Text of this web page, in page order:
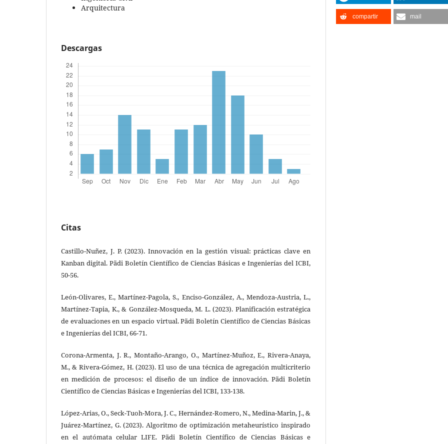
Arquitectura
Descargas
Citas
Castillo-Nuñez, J. P. (2023). Innovación en la gestión visual: prácticas clave en
Kanban digital. Pädi Boletín Científico de Ciencias Básicas e Ingenierías del ICBI,
50-56.
León-Olivares, E., Martínez-Pagola, S., Enciso-González, A., Mendoza-Austria, L.,
Martínez-Tapia, K., & González-Mosqueda, M. L. (2023). Planificación estratégica
de evaluaciones en un espacio virtual. Pädi Boletín Científico de Ciencias Básicas
e Ingenierías del ICBI, 66-71.
Corona-Armenta, J. R., Montaño-Arango, O., Martínez-Muñoz, E., Rivera-Anaya,
M., & Rivera-Gómez, H. (2023). El uso de una técnica de agregación multicriterio
en medición de procesos: el diseño de un índice de innovación. Pädi Boletín
Científico de Ciencias Básicas e Ingenierías del ICBI, 133-138.
López-Arias, O., Seck-Tuoh-Mora, J. C., Hernández-Romero, N., Medina-Marin, J., &
Juárez-Martínez, G. (2023). Algoritmo de optimización metaheurístico inspirado
en el autómata celular LIFE. Pädi Boletín Científico de Ciencias Básicas e
compartir mail